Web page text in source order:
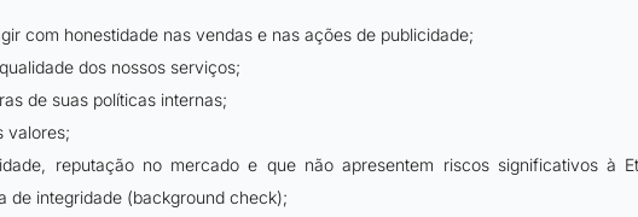
com honestidade nas vendas e nas ações de publicidade;
dos nossos serviços;
de suas políticas internas;
valores;
reputação no mercado e que não apresentem riscos significativos à
de integridade (background check);